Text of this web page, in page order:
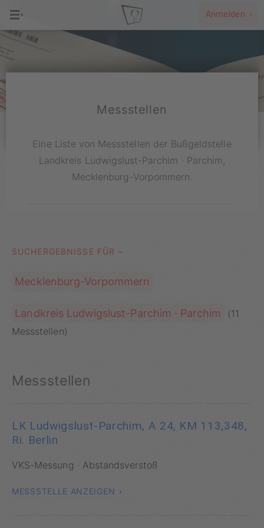
Anmelden ›
Messstellen
Eine Liste von Messstellen der Bußgeldstelle
Landkreis Ludwigslust-Parchim · Parchim,
Mecklenburg-Vorpommern.
Mecklenburg-Vorpommern
Landkreis Ludwigslust-Parchim · Parchim
(11
Messstellen)
Messstellen
LK Ludwigslust-Parchim, A 24, KM 113,348,
Ri. Berlin
VKS-Messung · Abstandsverstoß
MESSSTELLE ANZEIGEN